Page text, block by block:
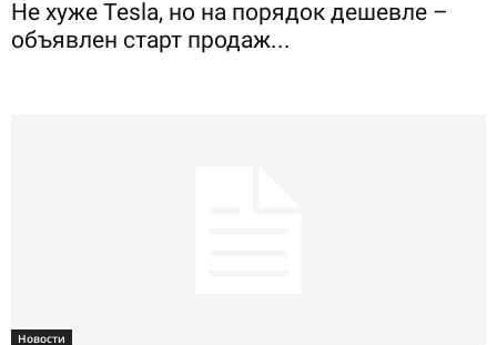
Не хуже Tesla, но на порядок дешевле –
объявлен старт продаж...
Новости